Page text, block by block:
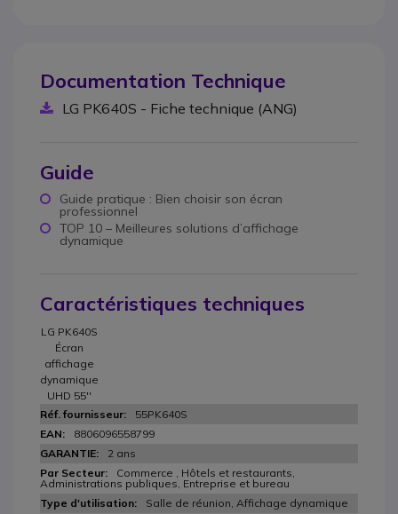
Documentation Technique
LG PK640S - Fiche technique (ANG)
Guide
Guide pratique : Bien choisir son écran
professionnel
TOP 10 – Meilleures solutions d’affichage
dynamique
Caractéristiques techniques
LG PK640S
Écran
affichage
dynamique
UHD 55''
55PK640S
8806096558799
2 ans
Commerce , Hôtels et restaurants,
Administrations publiques, Entreprise et bureau
Salle de réunion, Affichage dynamique